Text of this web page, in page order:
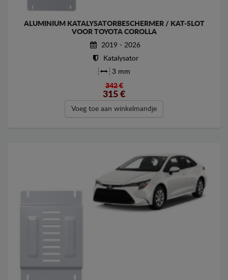
ALUMINIUM KATALYSATORBESCHERMER / KAT-SLOT
VOOR TOYOTA COROLLA
2019 - 2026
Katalysator
3 mm
342 €
315 €
Voeg toe aan winkelmandje